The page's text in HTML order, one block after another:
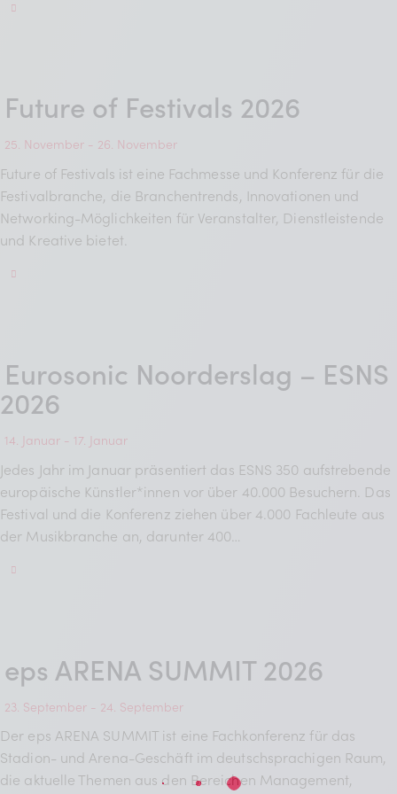
Future of Festivals 2026
25. November - 26. November
Future of Festivals ist eine Fachmesse und Konferenz für die
Festivalbranche, die Branchentrends, Innovationen und
Networking-Möglichkeiten für Veranstalter, Dienstleistende
und Kreative bietet.
Eurosonic Noorderslag – ESNS
2026
14. Januar - 17. Januar
Jedes Jahr im Januar präsentiert das ESNS 350 aufstrebende
europäische Künstler*innen vor über 40.000 Besuchern. Das
Festival und die Konferenz ziehen über 4.000 Fachleute aus
der Musikbranche an, darunter 400…
eps ARENA SUMMIT 2026
23. September - 24. September
Der eps ARENA SUMMIT ist eine Fachkonferenz für das
Stadion- und Arena-Geschäft im deutschsprachigen Raum,
die aktuelle Themen aus den Bereichen Management,